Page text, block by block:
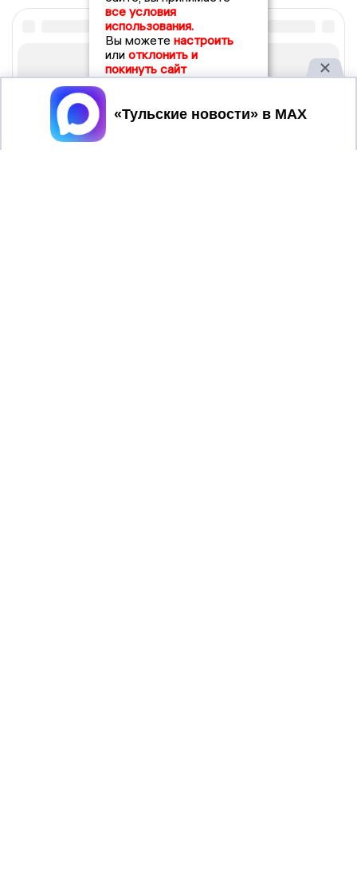
все условия
использования.
Вы можете настроить
или отклонить и
покинуть сайт
Принять